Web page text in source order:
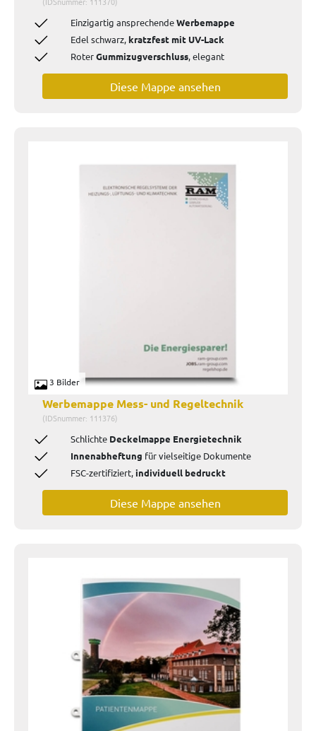
Einzigartig ansprechendeWerbemappe
Edel schwarz, kratzfest mit UV-Lack
RoterGummizugverschluss, elegant
Diese Mappe ansehen
3 Bilder
Werbemappe Mess- und Regeltechnik
(IDSnummer: 111376)
Schlichte Deckelmappe Energietechnik
Innenabheftung für vielseitige Dokumente
FSC-zertifiziert,individuell bedruckt
Diese Mappe ansehen